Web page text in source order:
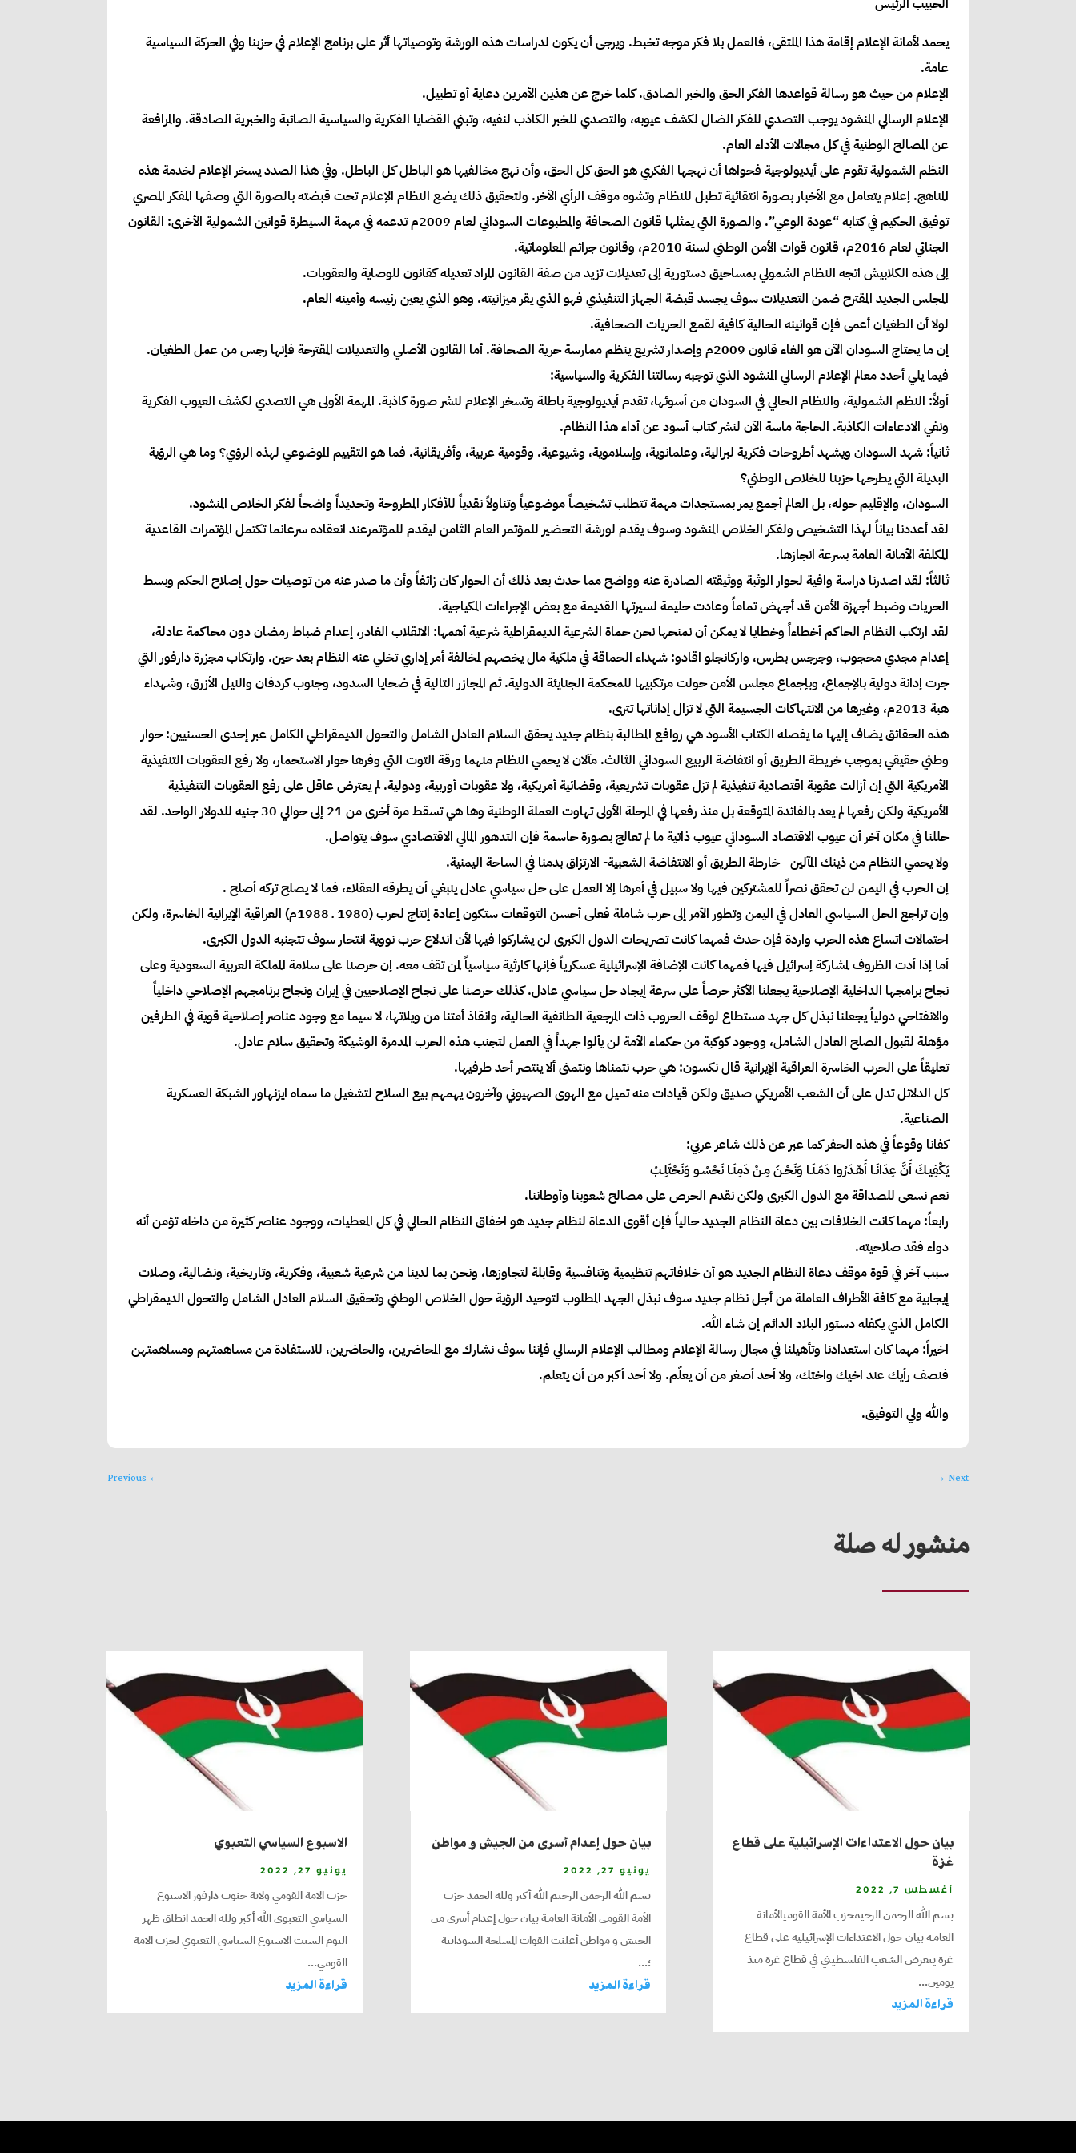
يحمد لأمانة الإعلام إقامة هذا الملتقى، فالعمل بلا فكر موجه تخبط. ويرجى أن يكون لدراسات هذه الورشة وتوصياتها أثر على برنامج الإعلام في حزبنا وفي الحركة السياسية
عامة.
الإعلام من حيث هو رسالة قواعدها الفكر الحق والخبر الصادق. كلما خرج عن هذين الأمرين دعاية أو تطبيل.
الإعلام الرسالي المنشود يوجب التصدي للفكر الضال لكشف عيوبه، والتصدي للخبر الكاذب لنفيه، وتبني القضايا الفكرية والسياسية الصائبة والخبرية الصادقة. والمرافعة
عن المصالح الوطنية في كل مجالات الأداء العام.
النظم الشمولية تقوم على أيديولوجية فحواها أن نهجها الفكري هو الحق كل الحق، وأن نهج مخالفيها هو الباطل كل الباطل. وفي هذا الصدد يسخر الإعلام لخدمة هذه
المناهج. إعلام يتعامل مع الأخبار بصورة انتقائية تطبل للنظام وتشوه موقف الرأي الآخر. ولتحقيق ذلك يضع النظام الإعلام تحت قبضته بالصورة التي وصفها المفكر المصري
توفيق الحكيم في كتابه “عودة الوعي”. والصورة التي يمثلها قانون الصحافة والمطبوعات السوداني لعام 2009م تدعمه في مهمة السيطرة قوانين الشمولية الأخرى: القانون
الجنائي لعام 2016م، قانون قوات الأمن الوطني لسنة 2010م، وقانون جرائم المعلوماتية.
إلى هذه الكلابيش اتجه النظام الشمولي بمساحيق دستورية إلى تعديلات تزيد من صفة القانون المراد تعديله كقانون للوصاية والعقوبات.
المجلس الجديد المقترح ضمن التعديلات سوف يجسد قبضة الجهاز التنفيذي فهو الذي يقر ميزانيته. وهو الذي يعين رئيسه وأمينه العام.
لولا أن الطغيان أعمى فإن قوانينه الحالية كافية لقمع الحريات الصحافية.
إن ما يحتاج السودان الآن هو الغاء قانون 2009م وإصدار تشريع ينظم ممارسة حرية الصحافة. أما القانون الأصلي والتعديلات المقترحة فإنها رجس من عمل الطغيان.
فيما يلي أحدد معالم الإعلام الرسالي المنشود الذي توجبه رسالتنا الفكرية والسياسية:
أولاً: النظم الشمولية، والنظام الحالي في السودان من أسوئها، تقدم أيديولوجية باطلة وتسخر الإعلام لنشر صورة كاذبة. المهمة الأولى هي التصدي لكشف العيوب الفكرية
ونفي الادعاءات الكاذبة. الحاجة ماسة الآن لنشر كتاب أسود عن أداء هذا النظام.
ثانياً: شهد السودان ويشهد أطروحات فكرية لبرالية، وعلمانوية، وإسلاموية، وشيوعية. وقومية عربية، وأفريقانية. فما هو التقييم الموضوعي لهذه الرؤي؟ وما هي الرؤية
البديلة التي يطرحها حزبنا للخلاص الوطني؟
السودان، والإقليم حوله، بل العالم أجمع يمر بمستجدات مهمة تتطلب تشخيصاً موضوعياً وتناولاً نقدياً للأفكار المطروحة وتحديداً واضحاً لفكر الخلاص المنشود.
لقد أعددنا بياناً لهذا التشخيص ولفكر الخلاص المنشود وسوف يقدم لورشة التحضير للمؤتمر العام الثامن ليقدم للمؤتمرعند انعقاده سرعانما تكتمل المؤتمرات القاعدية
المكلفة الأمانة العامة بسرعة انجازها.
ثالثاً: لقد اصدرنا دراسة وافية لحوار الوثبة ووثيقته الصادرة عنه وواضح مما حدث بعد ذلك أن الحوار كان زائفاً وأن ما صدر عنه من توصيات حول إصلاح الحكم وبسط
الحريات وضبط أجهزة الأمن قد أجهض تماماً وعادت حليمة لسيرتها القديمة مع بعض الإجراءات المكياجية.
لقد ارتكب النظام الحاكم أخطاءاً وخطايا لا يمكن أن نمنحها نحن حماة الشرعية الديمقراطية شرعية أهمها: الانقلاب الغادر، إعدام ضباط رمضان دون محاكمة عادلة،
إعدام مجدي محجوب، وجرجس بطرس، واركانجلو اقادو: شهداء الحماقة في ملكية مال يخصهم لمخالفة أمر إداري تخلي عنه النظام بعد حين. وارتكاب مجزرة دارفور التي
جرت إدانة دولية بالإجماع، وبإجماع مجلس الأمن حولت مرتكبيها للمحكمة الجنايئة الدولية. ثم المجازر التالية في ضحايا السدود، وجنوب كردفان والنيل الأزرق، وشهداء
هبة 2013م، وغيرها من الانتهاكات الجسيمة التي لا تزال إداناتها تترى.
هذه الحقائق يضاف إليها ما يفصله الكتاب الأسود هي روافع المطالبة بنظام جديد يحقق السلام العادل الشامل والتحول الديمقراطي الكامل عبر إحدى الحسنيين: حوار
وطني حقيقي بموجب خريطة الطريق أو انتفاضة الربيع السوداني الثالث. مآلان لا يحمي النظام منهما ورقة التوت التي وفرها حوار الاستحمار، ولا رفع العقوبات التنفيذية
الأمريكية التي إن أزالت عقوبة اقتصادية تنفيذية لم تزل عقوبات تشريعية، وقضائية أمريكية، ولا عقوبات أوربية، ودولية. لم يعترض عاقل على رفع العقوبات التنفيذية
الأمريكية ولكن رفعها لم يعد بالفائدة المتوقعة بل منذ رفعها في المرحلة الأولى تهاوت العملة الوطنية وها هي تسقط مرة أخرى من 21 إلى حوالي 30 جنيه للدولار الواحد. لقد
حللنا في مكان آخر أن عيوب الاقتصاد السوداني عيوب ذاتية ما لم تعالج بصورة حاسمة فإن التدهور المالي الاقتصادي سوف يتواصل.
ولا يحمي النظام من ذينك المآلين –خارطة الطريق أو الانتفاضة الشعبية- الارتزاق بدمنا في الساحة اليمنية.
إن الحرب في اليمن لن تحقق نصراً للمشتركين فيها ولا سبيل في أمرها إلا العمل على حل سياسي عادل ينبغي أن يطرقه العقلاء، فما لا يصلح تركه أصلح .
وإن تراجع الحل السياسي العادل في اليمن وتطور الأمر إلى حرب شاملة فعلى أحسن التوقعات ستكون إعادة إنتاج لحرب (1980 ـ 1988م) العراقية الإيرانية الخاسرة، ولكن
احتمالات اتساع هذه الحرب واردة فإن حدث فمهما كانت تصريحات الدول الكبرى لن يشاركوا فيها لأن اندلاع حرب نووية انتحار سوف تتجنبه الدول الكبرى.
أما إذا أدت الظروف لمشاركة إسرائيل فيها فمهما كانت الإضافة الإسرائيلية عسكرياً فإنها كارثية سياسياً لمن تقف معه. إن حرصنا على سلامة المملكة العربية السعودية وعلى
نجاح برامجها الداخلية الإصلاحية يجعلنا الأكثر حرصاً على سرعة إيجاد حل سياسي عادل. كذلك حرصنا على نجاح الإصلاحيين في إيران ونجاح برنامجهم الإصلاحي داخلياً
والانفتاحي دولياً يجعلنا نبذل كل جهد مستطاع لوقف الحروب ذات المرجعية الطائفية الحالية، وانقاذ أمتنا من ويلاتها، لا سيما مع وجود عناصر إصلاحية قوية في الطرفين
مؤهلة لقبول الصلح العادل الشامل، ووجود كوكبة من حكماء الأمة لن يألوا جهداً في العمل لتجنب هذه الحرب المدمرة الوشيكة وتحقيق سلام عادل.
تعليقاً على الحرب الخاسرة العراقية الإيرانية قال نكسون: هي حرب نتمناها ونتمنى ألا ينتصر أحد طرفيها.
كل الدلائل تدل على أن الشعب الأمريكي صديق ولكن قيادات منه تميل مع الهوى الصهيوني وآخرون يهمهم بيع السلاح لتشغيل ما سماه ايزنهاور الشبكة العسكرية
الصناعية.
كفانا وقوعاً في هذه الحفر كما عبر عن ذلك شاعر عربي:
يَكْفِيـكَ أَنَّ عِدَانَـا أَهْـدَرُوا دَمَـنَـا وَنَحْـنُ مِـنْ دَمِنَـا نَحْسُـو وَنَحْتَلِـبُ
نعم نسعى للصداقة مع الدول الكبرى ولكن نقدم الحرص على مصالح شعوبنا وأوطاننا.
رابعاً: مهما كانت الخلافات بين دعاة النظام الجديد حالياً فإن أقوى الدعاة لنظام جديد هو اخفاق النظام الحالي في كل المعطيات، ووجود عناصر كثيرة من داخله تؤمن أنه
دواء فقد صلاحيته.
سبب آخر في قوة موقف دعاة النظام الجديد هو أن خلافاتهم تنظيمية وتنافسية وقابلة لتجاوزها، ونحن بما لدينا من شرعية شعبية، وفكرية، وتاريخية، ونضالية، وصلات
إيجابية مع كافة الأطراف العاملة من أجل نظام جديد سوف نبذل الجهد المطلوب لتوحيد الرؤية حول الخلاص الوطني وتحقيق السلام العادل الشامل والتحول الديمقراطي
الكامل الذي يكفله دستور البلاد الدائم إن شاء الله.
اخيراً: مهما كان استعدادنا وتأهيلنا في مجال رسالة الإعلام ومطالب الإعلام الرسالي فإننا سوف نشارك مع المحاضرين، والحاضرين، للاستفادة من مساهمتهم ومساهمتهن
فنصف رأيك عند اخيك واختك، ولا أحد أصغر من أن يعلّم. ولا أحد أكبر من أن يتعلم.
والله ولي التوفيق.
←
Previous Next
→
منشور له صلة
بيان حول الاعتداءات الإسرائيلية على قطاع
غزة
أغسطس 7, 2022
بسم الله الرحمن الرحيمحزب الأمة القوميالأمانة
العامـة بيان حول الاعتداءات الإسرائيلية على قطاع
غزة يتعرض الشعب الفلسطيني في قطاع غزة منذ
يومين...
قراءة المزيد
بيان حول إعدام أسرى من الجيش و مواطن
يونيو 27, 2022
بسم الله الرحمن الرحيم الله أكبر ولله الحمد حزب
الأمة القومي الأمانة العامـة بيان حول إعدام أسرى من
الجيش و مواطن أعلنت القوات المسلحة السودانية
؛...
قراءة المزيد
الاسبوع السياسي التعبوي
يونيو 27, 2022
حزب الامة القومي ولاية جنوب دارفور الاسبوع
السياسي التعبوي الله أكبر ولله الحمد انطلق ظهر
اليوم السبت الاسبوع السياسي التعبوي لحزب الامة
القومي...
قراءة المزيد